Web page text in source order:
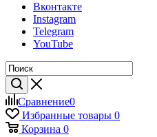
Вконтакте
Instagram
Telegram
YouTube
Сравнение0
Избранные товары 0
Корзина 0